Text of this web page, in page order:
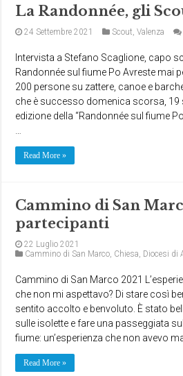
La Randonnée, gli
24 Settembre 2021 Scout,Valenza
Intervista a Stefano Scaglione, capo
Randonnée sul fiume Po Avreste mai
200 persone su zattere, canoe e
che è successo domenica scorsa, 19
edizione della “Randonnée sul fiume
Read More »
Cammino di San
partecipanti
22 Luglio 2021
Cammino di San Marco, Chiesa, Diocesi di
Cammino di San Marco 2021
che non mi aspettavo? Di stare così
sentito accolto e benvoluto. È stato
sulle isolette e fare una passeggiata
fiume: un’esperienza che non avevo
Read More »